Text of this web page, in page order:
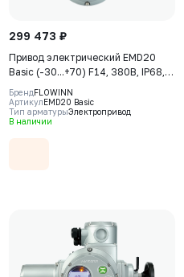
299 473 ₽
Привод электрический EMD20
Basic (-30...+70) F14, 380В, IP68,
S2-15min
БрендFLOWINN
АртикулEMD20 Basic
Тип арматурыЭлектропривод
В наличии